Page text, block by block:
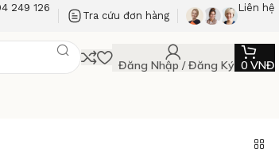
249 126
Tra cứu đơn hàng
Liên hệ
Đăng Nhập / Đăng Ký 0 VNĐ